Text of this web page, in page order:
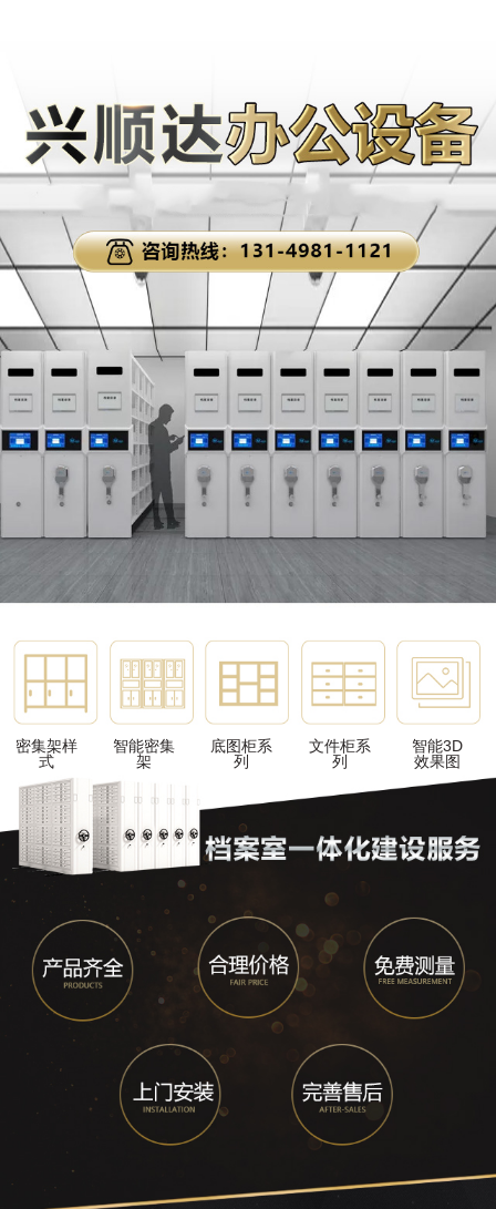
密集架样
式
智能密集
架
底图柜系
列
文件柜系
列
智能3D
效果图